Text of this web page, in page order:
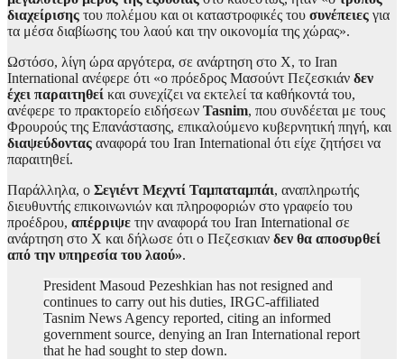
διαχείρισης του πολέμου και οι καταστροφικές του συνέπειες για
τα μέσα διαβίωσης του λαού και την οικονομία της χώρας».
Ωστόσο, λίγη ώρα αργότερα, σε ανάρτηση στο X, το Iran
International ανέφερε ότι «ο πρόεδρος Μασούντ Πεζεσκιάν δεν
έχει παραιτηθεί και συνεχίζει να εκτελεί τα καθήκοντά του,
ανέφερε το πρακτορείο ειδήσεων Tasnim, που συνδέεται με τους
Φρουρούς της Επανάστασης, επικαλούμενο κυβερνητική πηγή, και
διαψεύδοντας αναφορά του Iran International ότι είχε ζητήσει να
παραιτηθεί.
Παράλληλα, ο Σεγιέντ Μεχντί Ταμπαταμπάι, αναπληρωτής
διευθυντής επικοινωνιών και πληροφοριών στο γραφείο του
προέδρου, απέρριψε την αναφορά του Iran International σε
ανάρτηση στο X και δήλωσε ότι ο Πεζεσκιαν δεν θα αποσυρθεί
από την υπηρεσία του λαού».
President Masoud Pezeshkian has not resigned and
continues to carry out his duties, IRGC-affiliated
Tasnim News Agency reported, citing an informed
government source, denying an Iran International report
that he had sought to step down.